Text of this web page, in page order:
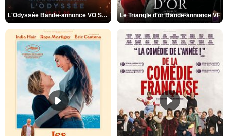
L'Odyssée Bande-annonce VO STFR Le Triangle d'or Bande-annonce VF